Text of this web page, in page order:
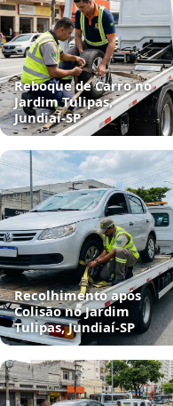
Reboque de Carro no
Jardim Tulipas,
Jundiaí‑SP
Recolhimento após
Colisão no Jardim
Tulipas, Jundiaí‑SP